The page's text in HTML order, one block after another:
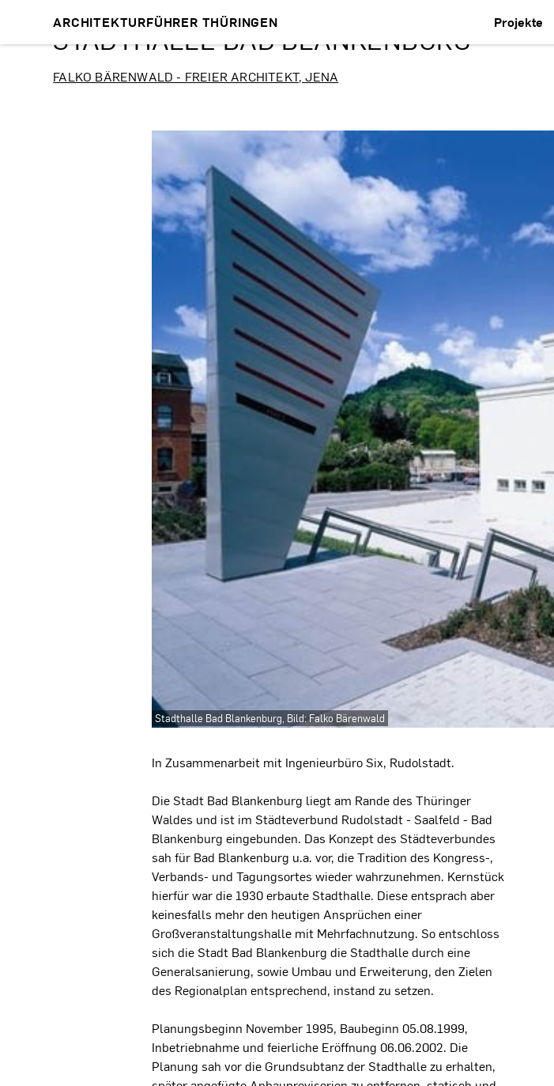
ARCHITEKTURFÜHRER THÜRINGEN Projekte
STADTHALLE BAD BLANKENBURG
FALKO BÄRENWALD - FREIER ARCHITEKT, JENA
Stadthalle Bad Blankenburg, Bild: Falko Bärenwald
Projektbeschreibung
In Zusammenarbeit mit Ingenieurbüro Six, Rudolstadt.
Die Stadt Bad Blankenburg liegt am Rande des Thüringer
Waldes und ist im Städteverbund Rudolstadt - Saalfeld - Bad
Blankenburg eingebunden. Das Konzept des Städteverbundes
sah für Bad Blankenburg u.a. vor, die Tradition des Kongress-,
Verbands- und Tagungsortes wieder wahrzunehmen. Kernstück
hierfür war die 1930 erbaute Stadthalle. Diese entsprach aber
keinesfalls mehr den heutigen Ansprüchen einer
Großveranstaltungshalle mit Mehrfachnutzung. So entschloss
sich die Stadt Bad Blankenburg die Stadthalle durch eine
Generalsanierung, sowie Umbau und Erweiterung, den Zielen
des Regionalplan entsprechend, instand zu setzen.
Planungsbeginn November 1995, Baubeginn 05.08.1999,
Inbetriebnahme und feierliche Eröffnung 06.06.2002. Die
Planung sah vor die Grundsubtanz der Stadthalle zu erhalten,